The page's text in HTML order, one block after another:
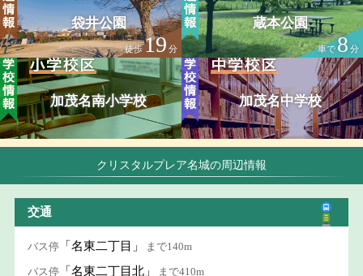
袋井公園
徒歩19 分
蔵本公園
車で8 分
加茂名南小学校 加茂名中学校
クリスタルプレア名城の周辺情報
交通
バス停 「名東二丁目」 まで140m
バス停 「名東二丁目北」 まで410m